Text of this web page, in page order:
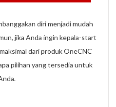
diri menjadi mudah
jika Anda ingin kepala-start
dari produk OneCNC
pilihan yang tersedia untuk